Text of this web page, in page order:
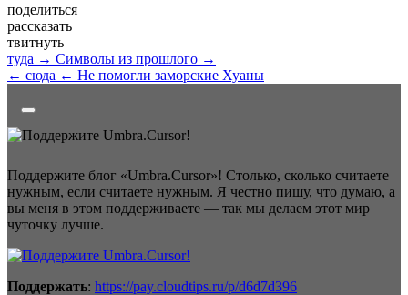
поделиться
рассказать
твитнуть
туда → Символы из прошлого →
← сюда ← Не помогли заморские Хуаны
Поддержите блог «Umbra.Cursor»! Столько, сколько считаете
нужным, если считаете нужным. Я честно пишу, что думаю, а
вы меня в этом поддерживаете — так мы делаем этот мир
чуточку лучше.
Поддержать: https://pay.cloudtips.ru/p/d6d7d396